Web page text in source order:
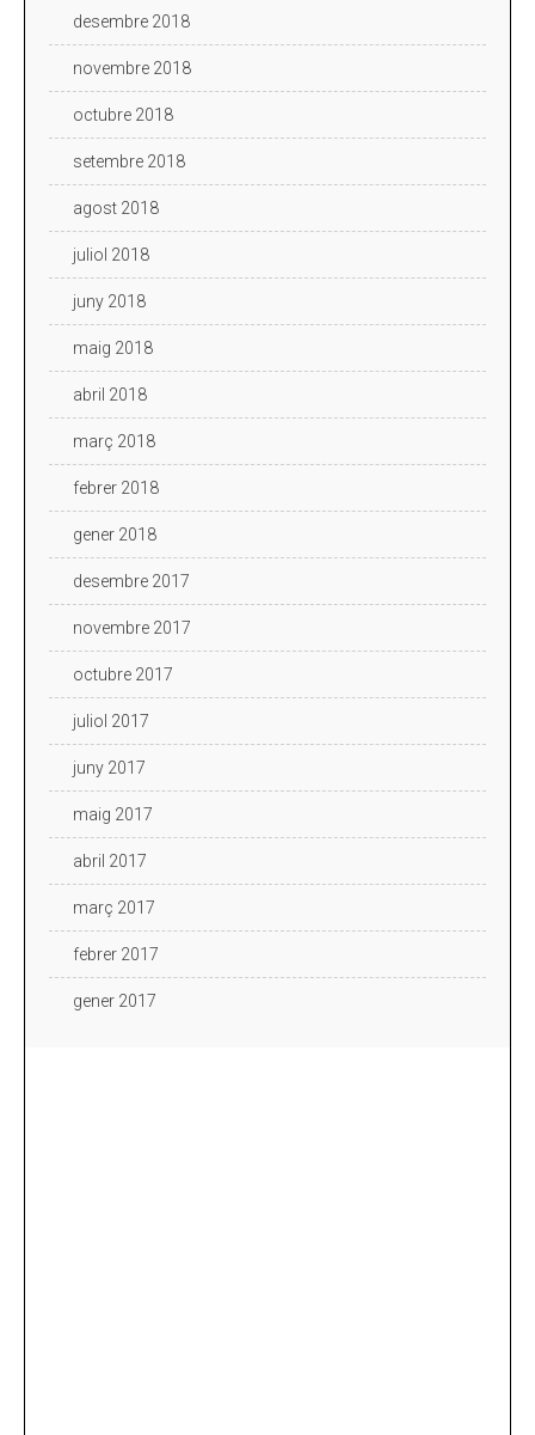
desembre 2018
novembre 2018
octubre 2018
setembre 2018
agost 2018
juliol 2018
juny 2018
maig 2018
abril 2018
març 2018
febrer 2018
gener 2018
desembre 2017
novembre 2017
octubre 2017
juliol 2017
juny 2017
maig 2017
abril 2017
març 2017
febrer 2017
gener 2017